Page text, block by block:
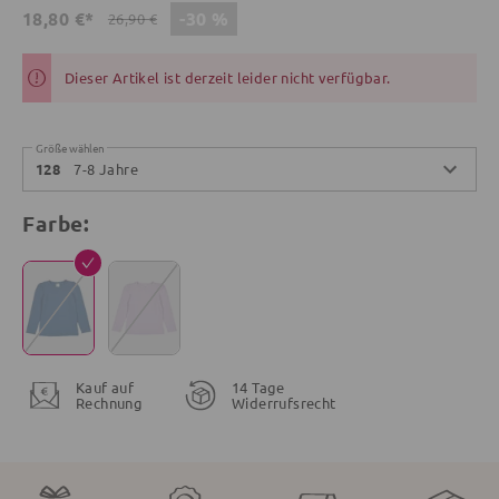
18,80 €* 26,90 €
Dieser Artikel ist derzeit leider nicht verfügbar.
Größe wählen
128 7-8 Jahre
Farbe:
Kauf auf
Rechnung
14 Tage
Widerrufsrecht